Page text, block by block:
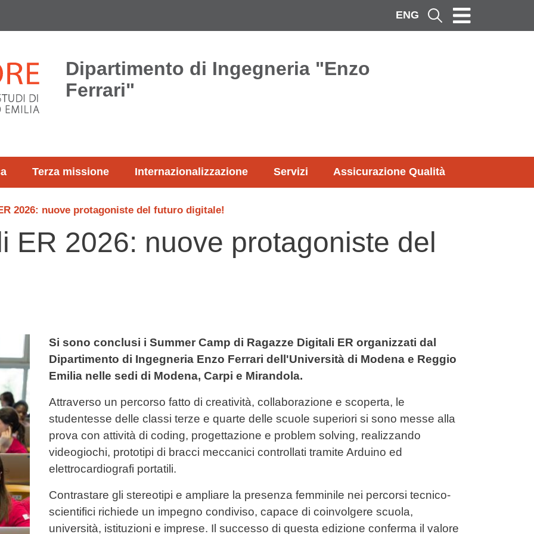
ENG Cerca
Dipartimento di Ingegneria "Enzo
Ferrari"
Terza missione Internazionalizzazione Servizi Assicurazione Qualità
2026: nuove protagoniste del futuro digitale!
ER 2026: nuove protagoniste del
Si sono conclusi i Summer Camp di Ragazze Digitali ER organizzati dal
Dipartimento di Ingegneria Enzo Ferrari dell'Università di Modena e Reggio
Emilia nelle sedi di Modena, Carpi e Mirandola.
Attraverso un percorso fatto di creatività, collaborazione e scoperta, le
studentesse delle classi terze e quarte delle scuole superiori si sono messe alla
prova con attività di coding, progettazione e problem solving, realizzando
videogiochi, prototipi di bracci meccanici controllati tramite Arduino ed
elettrocardiografi portatili.
Contrastare gli stereotipi e ampliare la presenza femminile nei percorsi tecnico-
scientifici richiede un impegno condiviso, capace di coinvolgere scuola,
università, istituzioni e imprese. Il successo di questa edizione conferma il valore